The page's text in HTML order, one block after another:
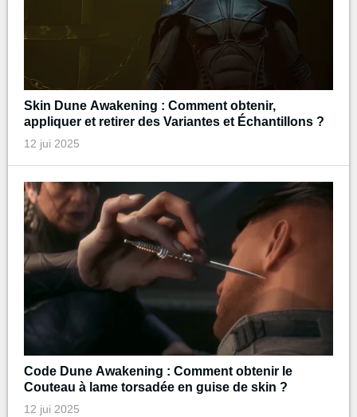
Skin Dune Awakening : Comment obtenir,
appliquer et retirer des Variantes et Échantillons ?
12 jui 2025
Code Dune Awakening : Comment obtenir le
Couteau à lame torsadée en guise de skin ?
12 jui 2025